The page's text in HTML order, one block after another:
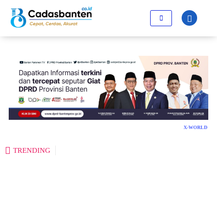
X-WORLD
TRENDING